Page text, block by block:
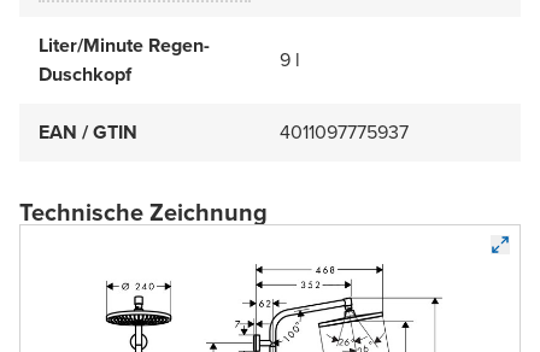
Liter/Minute Regen-
Duschkopf
9 l
EAN / GTIN 4011097775937
Technische Zeichnung